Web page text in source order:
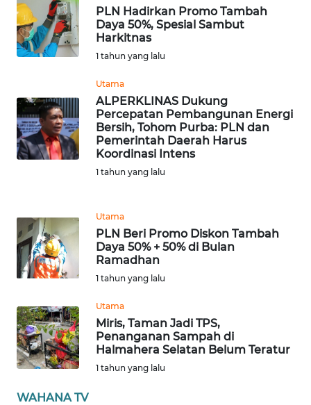
PLN Hadirkan Promo Tambah
Daya 50%, Spesial Sambut
Harkitnas
1 tahun yang lalu
Utama
ALPERKLINAS Dukung
Percepatan Pembangunan Energi
Bersih, Tohom Purba: PLN dan
Pemerintah Daerah Harus
Koordinasi Intens
1 tahun yang lalu
Utama
PLN Beri Promo Diskon Tambah
Daya 50% + 50% di Bulan
Ramadhan
1 tahun yang lalu
Utama
Miris, Taman Jadi TPS,
Penanganan Sampah di
Halmahera Selatan Belum Teratur
1 tahun yang lalu
WAHANA TV
KEPRI
WN
WN
PAPUA
BARAT
WN
SERAMBI
WN
WN
SULTRA
NTB